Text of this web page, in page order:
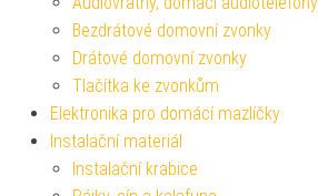
Bezdrátové domovní zvonky
Drátové domovní zvonky
Tlačítka ke zvonkům
Elektronika pro domácí mazlíčky
Instalační materiál
Instalační krabice